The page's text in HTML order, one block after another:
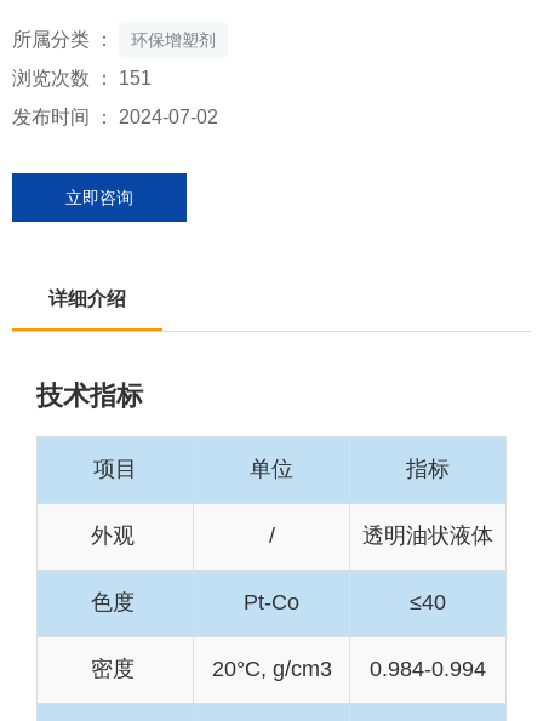
所属分类 ： 环保增塑剂
浏览次数 ： 151
发布时间 ： 2024-07-02
立即咨询
详细介绍
技术指标
项目 单位 指标
外观 / 透明油状液体
色度 Pt-Co ≤40
密度 20°C, g/cm3 0.984-0.994